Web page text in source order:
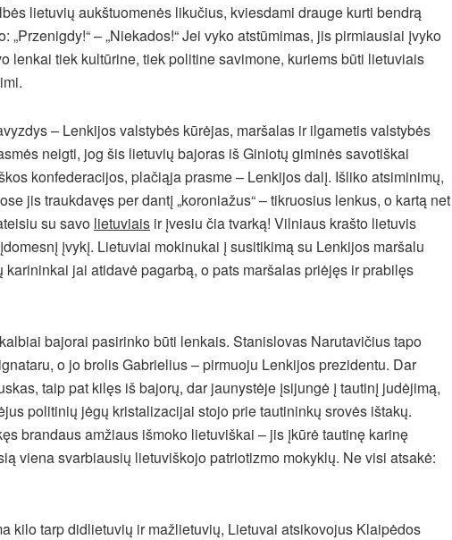
lietuvių aukštuomenės likučius, kviesdami drauge kurti bendrą
„Przenigdy!“ – „Niekados!“ Jei vyko atstūmimas, jis pirmiausiai įvyko
lenkai tiek kultūrine, tiek politine savimone, kuriems būti lietuviais
– Lenkijos valstybės kūrėjas, maršalas ir ilgametis valstybės
neigti, jog šis lietuvių bajoras iš Giniotų giminės savotiškai
konfederacijos, plačiąja prasme – Lenkijos dalį. Išliko atsiminimų,
jis traukdavęs per dantį „koroniažus“ – tikruosius lenkus, o kartą net
su savo lietuviais ir įvesiu čia tvarką! Vilniaus krašto lietuvis
įvykį. Lietuviai mokinukai į susitikimą su Lenkijos maršalu
jai atidavė pagarbą, o pats maršalas priėjęs ir prabilęs
bajorai pasirinko būti lenkais. Stanislovas Narutavičius tapo
o jo brolis Gabrielius – pirmuoju Lenkijos prezidentu. Dar
taip pat kilęs iš bajorų, dar jaunystėje įsijungė į tautinį judėjimą,
politinių jėgų kristalizacijai stojo prie tautininkų srovės ištakų.
brandaus amžiaus išmoko lietuviškai – jis įkūrė tautinę karinę
viena svarbiausių lietuviškojo patriotizmo mokyklų. Ne visi atsakė:
kilo tarp didlietuvių ir mažlietuvių, Lietuvai atsikovojus Klaipėdos